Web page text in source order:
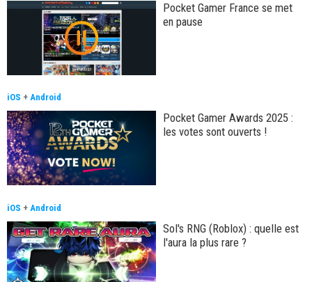
Pocket Gamer France se met
en pause
iOS + Android
Pocket Gamer Awards 2025 :
les votes sont ouverts !
iOS + Android
Sol's RNG (Roblox) : quelle est
l'aura la plus rare ?